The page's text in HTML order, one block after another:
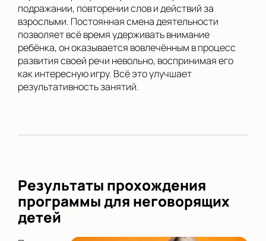
подражании, повторении слов и действий за
взрослыми. Постоянная смена деятельности
позволяет всё время удерживать внимание
ребёнка, он оказывается вовлечённым в процесс
развития своей речи невольно, воспринимая его
как интересную игру. Всё это улучшает
результативность занятий.
Результаты прохождения
программы для неговорящих
детей